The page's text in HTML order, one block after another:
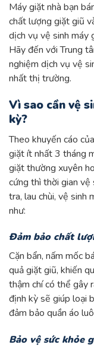
Máy giặt nhà bạn
chất lượng giặt giũ
dịch vụ vệ sinh máy
Hãy đến với Trung
nghiệm dịch vụ vệ
nhất thị trường.
Vì sao cần vệ
kỳ?
Theo khuyến cáo
giặt ít nhất 3 tháng
giặt thường xuyên
cứng thì thời gian
tra, lau chùi, vệ sinh
như:
Đảm bảo chất
Cặn bẩn, nấm mốc
quả giặt giũ, khiến
thậm chí có thể gây
định kỳ sẽ giúp loại
đảm bảo quần áo
Bảo vệ sức khỏe